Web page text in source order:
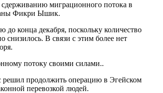
миграционного потока в
Фикри Ышик.
конца декабря, поскольку количество
снизилось. В связи с этим более нет
потоку своими силами..
решил продолжить операцию в Эгейском
перевозкой людей.